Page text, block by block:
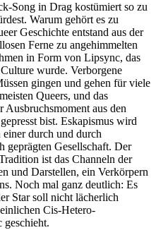
Song in Drag kostümiert so zu
Warum gehört es zu
Geschichte entstand aus der
Ferne zu angehimmelten
in Form von Lipsync, das
wurde. Verborgene
gingen und gehen für viele
Queers, und das
aus den
bist. Eskapismus wird
durch und durch
geprägten Gesellschaft. Der
ist das Channeln der
und Darstellen, ein Verkörpern
Noch mal ganz deutlich: Es
Star soll nicht lächerlich
Cis-Hetero-
geschieht.